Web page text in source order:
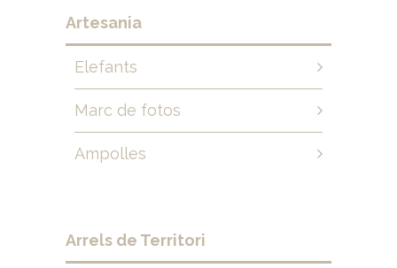
Artesania
Elefants
Marc de fotos
Ampolles
Arrels de Territori